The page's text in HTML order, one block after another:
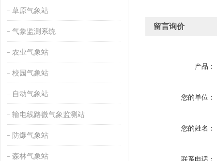
草原气象站
气象监测系统
农业气象站
校园气象站
自动气象站
输电线路微气象监测站
防爆气象站
森林气象站
留言询价
产品：
您的单位：
您的姓名：
联系电话：